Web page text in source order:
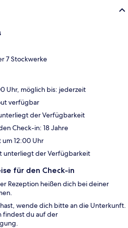
7 Stockwerke
Uhr, möglich bis: jederzeit
verfügbar
der Verfügbarkeit
Check-in: 18 Jahre
um 12:00 Uhr
unterliegt der Verfügbarkeit
für den Check-in
Rezeption heißen dich bei deiner
wende dich bitte an die Unterkunft.
findest du auf der